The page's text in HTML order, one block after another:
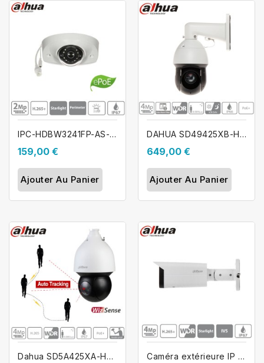
IPC-HDBW3241FP-AS-M DAHUA Caméra dôme...
159,00 €
Ajouter Au Panier
DAHUA SD49425XB-HNR Caméra dôme...
649,00 €
Ajouter Au Panier
Dahua SD5A425XA-HNR caméra motorisé... Caméra extérieure IP Poe Dahua tube...